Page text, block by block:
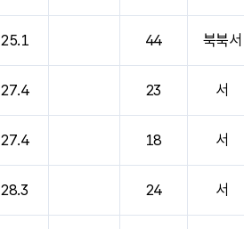
25.1 44 북북서
27.4 23 서
27.4 18 서
28.3 24 서